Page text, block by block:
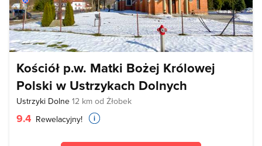
Kościół p.w. Matki Bożej Królowej
Polski w Ustrzykach Dolnych
Ustrzyki Dolne 12 km od Żłobek
9.4 Rewelacyjny!